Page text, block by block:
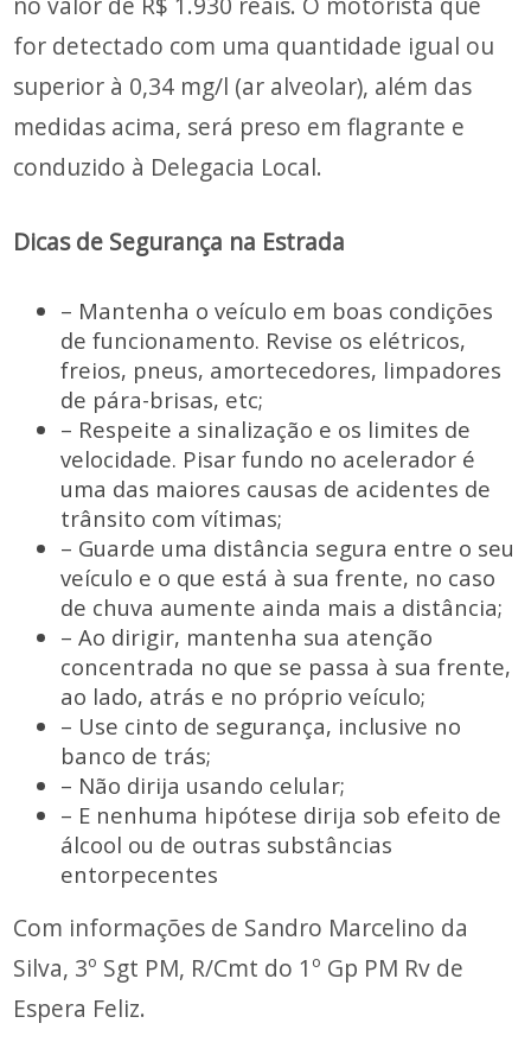
for detectado com uma quantidade igual ou
superior à 0,34 mg/l (ar alveolar), além das
medidas acima, será preso em flagrante e
conduzido à Delegacia Local.
Dicas de Segurança na Estrada
– Mantenha o veículo em boas condições
de funcionamento. Revise os elétricos,
freios, pneus, amortecedores, limpadores
de pára-brisas, etc;
– Respeite a sinalização e os limites de
velocidade. Pisar fundo no acelerador é
uma das maiores causas de acidentes de
trânsito com vítimas;
– Guarde uma distância segura entre o seu
veículo e o que está à sua frente, no caso
de chuva aumente ainda mais a distância;
– Ao dirigir, mantenha sua atenção
concentrada no que se passa à sua frente,
ao lado, atrás e no próprio veículo;
– Use cinto de segurança, inclusive no
banco de trás;
– Não dirija usando celular;
– E nenhuma hipótese dirija sob efeito de
álcool ou de outras substâncias
entorpecentes
Com informações de Sandro Marcelino da
Silva, 3º Sgt PM, R/Cmt do 1º Gp PM Rv de
Espera Feliz.